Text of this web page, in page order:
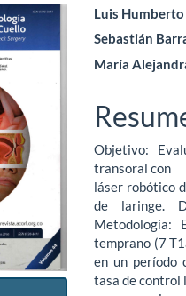
del
Luis
Sebastián
María
Objetivo:
transoral con
láser robótico
de laringe.
Metodología:
temprano (7
en un período
tasa de control